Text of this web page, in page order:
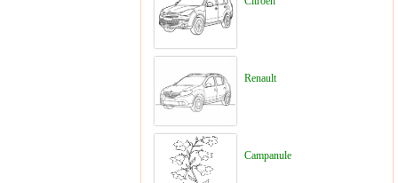
Renault
Campanule